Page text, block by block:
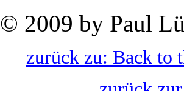
© 2009 by Paul
zurück zu: Back to